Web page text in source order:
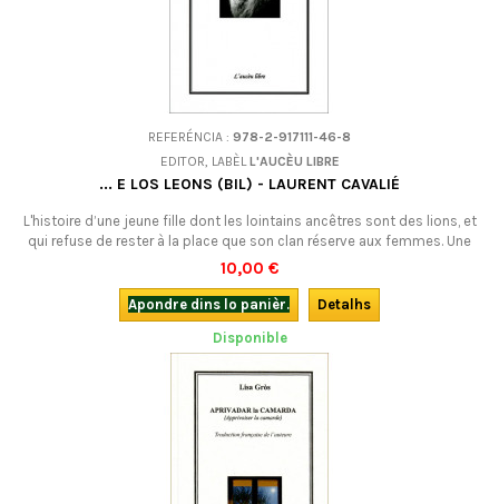
REFERÉNCIA : 978-2-917111-46-8
EDITOR, LABÈLL'AUCÈU LIBRE
... E LOS LEONS (BIL) - LAURENT CAVALIÉ
L'histoire d’une jeune fille dont les lointains ancêtres sont des lions, et
qui refuse de rester à la place que son clan réserve aux femmes. Une
oeuvre en vers, tour à tour narrative, philosophique, incantatoire ou
joyeuse, qui est le texte du dernier spectacle de La Mal coiffée.Bilingue.
10,00 €
Apondre dins lo panièr.
Detalhs
Disponible